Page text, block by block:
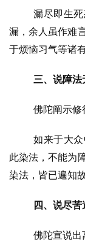
漏尽即生
漏，余人虽作难
于烦恼习气等诸
三、说障法
佛陀阐示修
如来于大
此染法，不能为
染法，皆已遍知故
四、说尽
佛陀宣说出